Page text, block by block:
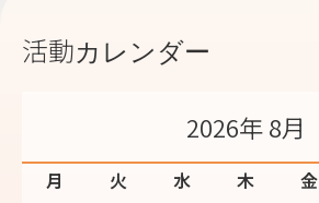
活動カレンダー
2026年 8月
月 火 水 木 金